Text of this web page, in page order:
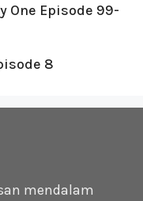
One Episode 99-
8
mendalam